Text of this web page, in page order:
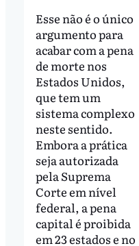
Esse não é o único
argumento para
acabar com a pena
de morte nos
Estados Unidos,
que tem um
sistema complexo
neste sentido.
Embora a prática
seja autorizada
pela Suprema
Corte em nível
federal, a pena
capital é proibida
em 23 estados e no